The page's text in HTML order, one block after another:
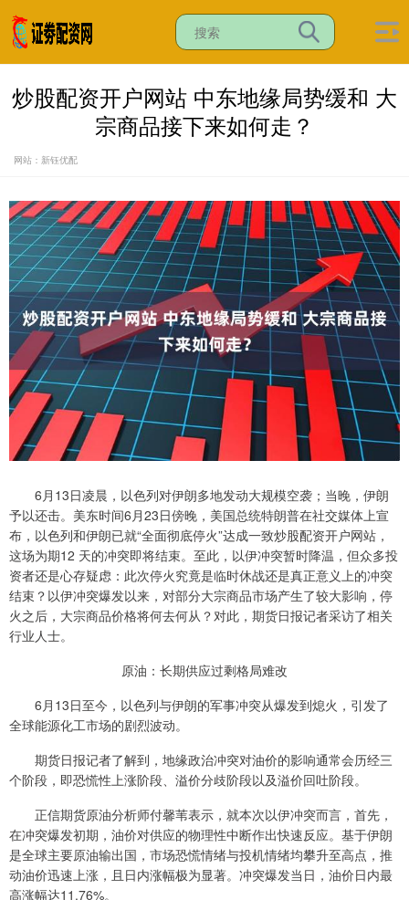
炒股配资开户网站 中东地缘局势缓和 大
宗商品接下来如何走？
网站：新钰优配
6月13日凌晨，以色列对伊朗多地发动大规模空袭；当晚，伊朗
予以还击。美东时间6月23日傍晚，美国总统特朗普在社交媒体上宣
布，以色列和伊朗已就“全面彻底停火”达成一致炒股配资开户网站，
这场为期12 天的冲突即将结束。至此，以伊冲突暂时降温，但众多投
资者还是心存疑虑：此次停火究竟是临时休战还是真正意义上的冲突
结束？以伊冲突爆发以来，对部分大宗商品市场产生了较大影响，停
火之后，大宗商品价格将何去何从？对此，期货日报记者采访了相关
行业人士。
原油：长期供应过剩格局难改
6月13日至今，以色列与伊朗的军事冲突从爆发到熄火，引发了
全球能源化工市场的剧烈波动。
期货日报记者了解到，地缘政治冲突对油价的影响通常会历经三
个阶段，即恐慌性上涨阶段、溢价分歧阶段以及溢价回吐阶段。
正信期货原油分析师付馨苇表示，就本次以伊冲突而言，首先，
在冲突爆发初期，油价对供应的物理性中断作出快速反应。基于伊朗
是全球主要原油输出国，市场恐慌情绪与投机情绪均攀升至高点，推
动油价迅速上涨，且日内涨幅极为显著。冲突爆发当日，油价日内最
高涨幅达11.76%。